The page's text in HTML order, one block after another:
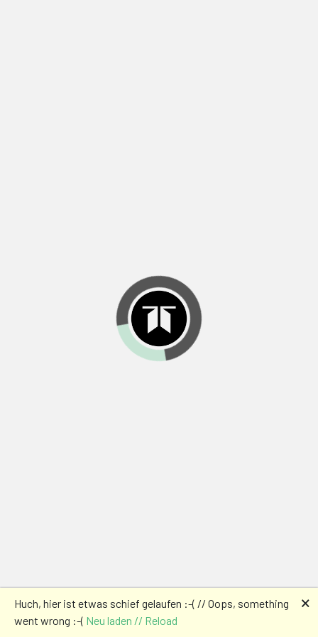
Huch, hier ist etwas schief gelaufen :-( // Oops, something
went wrong :-( Neu laden // Reload
🗙